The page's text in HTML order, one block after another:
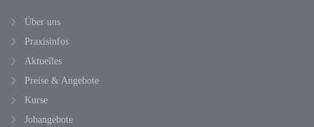
Über uns
Praxisinfos
Aktuelles
Preise & Angebote
Kurse
Jobangebote